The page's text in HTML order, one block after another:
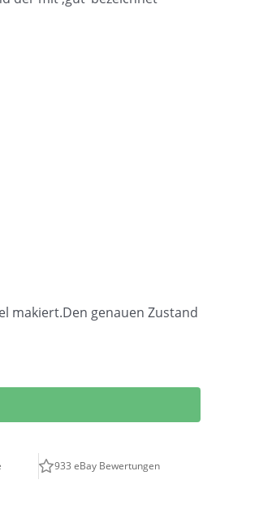
makiert.Den genauen Zustand
933 eBay Bewertungen